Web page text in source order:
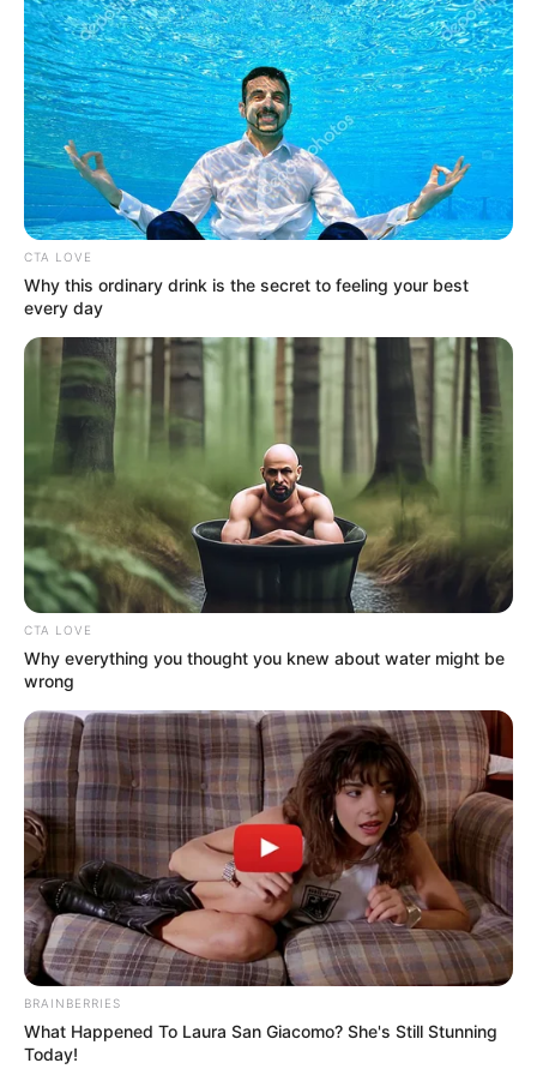
comoel establecimiento de la muerte"Puerto Triunfo es
un establecimiento que hace mucho tiempo debió ser
intervenido", recalcó Carmona.
De acuerdo con la directora regional de la cárcel El
Pesebre en el municipio de Puerto Triunfo,en la
actualidad hay siete pabellones para por lo menos 1700
internos.
ALERTA BOGOTÁ EN GOOGLE NEWS
TEMAS RELACIONADOS
NOTICIAS ANTIOQUIA
PUERTO TRIUNFO, ANTIOQUIA
EPM
CÁRCEL ENERGÍA
COMIDAS
ALERTA PAISA
MANTÉNGASE EN ALERTA
interesan. Para estar bien informado, por
favor, active las notificaciones de Alerta.
ACTIVAR AHORA
TEMAS DESTACADOS
EMERGENCIAS POR LLUVIAS
METRO DE MEDELLÍN
ELECCIONES PRESIDENCIALES
MARINILLA - ANTIOQUIA
CTA LOVE
Why this ordinary drink is the secret to feeling your best
every day
CTA LOVE
Why everything you thought you knew about water might be
wrong
BRAINBERRIES
What Happened To Laura San Giacomo? She's Still Stunning
Today!